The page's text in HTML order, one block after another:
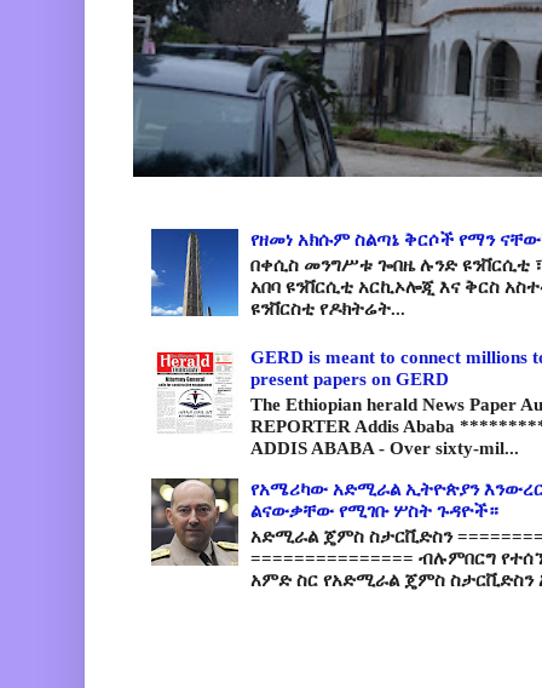
የዘመነ አክሱም ስልጣኔ ቅርሶች የማን
በቀሲስ መንግሥቱ ጐበዜ ሉንድ ዩንቨርሲቲ
አበባ ዩንቨርሲቲ አርኪኦሎጂ እና ቅርስ
ዩንቨርስቲ የዶክትሬት...
GERD is meant to connect millions
present papers on GERD
The Ethiopian herald News Paper
REPORTER Addis Ababa
ADDIS ABABA - Over sixty-mil...
የአሜሪካው አድሚራል ኢትዮጵያን
ልናውቃቸው የሚገቡ ሦስት ጉዳዮች።
አድሚራል ጄምስ ስታርቪድስን
=============== ብሉምበርግ
አምድ ስር የአድሚራል ጄምስ ስታርቪድስን